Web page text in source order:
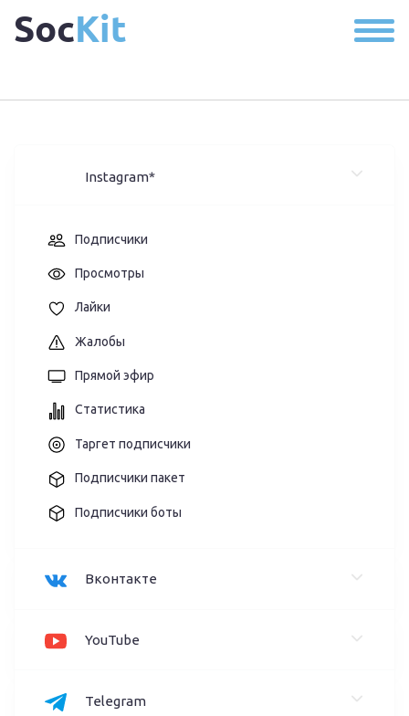
SocKit
Instagram*
Подписчики
Просмотры
Лайки
Жалобы
Прямой эфир
Статистика
Таргет подписчики
Подписчики пакет
Подписчики боты
Вконтакте
YouTube
Telegram